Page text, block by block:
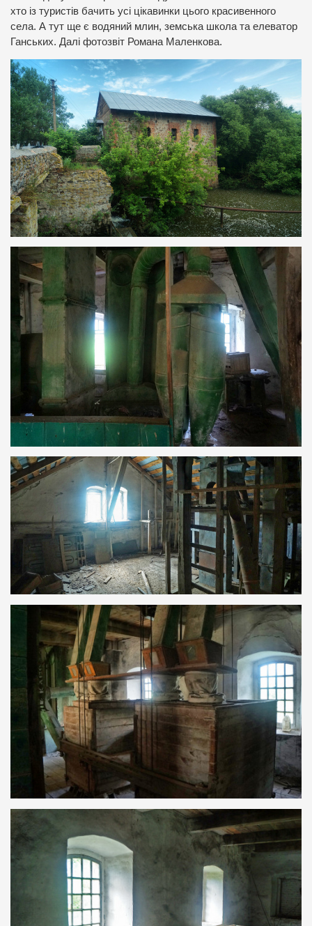
хто із туристів бачить усі цікавинки цього красивенного
села. А тут ще є водяний млин, земська школа та елеватор
Ганських. Далі фотозвіт Романа Маленкова.